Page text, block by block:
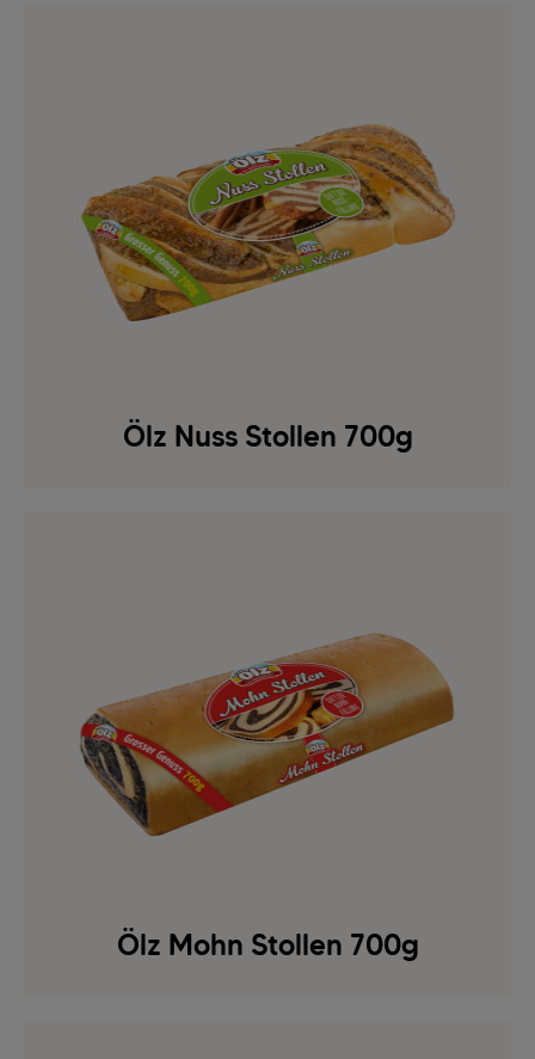
Ölz Nuss Stollen 700g
Ölz Mohn Stollen 700g